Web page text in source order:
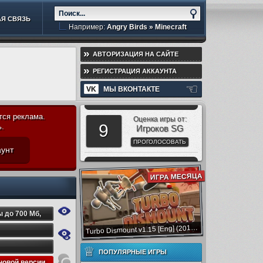
Например: Angry Birds» Minecraft
СВЯЗЬ
» АВТОРИЗАЦИЯ НА САЙТЕ
» РЕГИСТРАЦИЯ АККАУНТА
VK МЫ ВКОНТАКТЕ ☜
реклама.
до 700 Мб,
9
Оценка игры от:
Игроков SG
ПРОГОЛОСОВАТЬ
Turbo Dismount v1.15 [Eng] (2015) скачать торрент бесплатно без регистрации
ИГРА МЕСЯЦА
♕ ПОПУЛЯРНЫЕ ИГРЫ